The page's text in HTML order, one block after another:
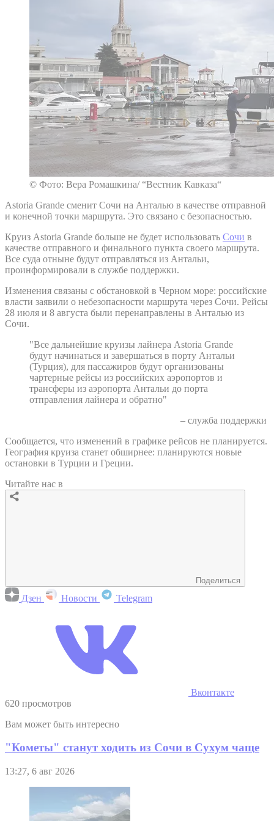
© Фото: Вера Ромашкина/ “Вестник Кавказа“
Astoria Grande сменит Сочи на Анталью в качестве отправной
и конечной точки маршрута. Это связано с безопасностью.
Круиз Astoria Grande больше не будет использовать Сочи в
качестве отправного и финального пункта своего маршрута.
Все суда отныне будут отправляться из Антальи,
проинформировали в службе поддержки.
Изменения связаны с обстановкой в Черном море: российские
власти заявили о небезопасности маршрута через Сочи. Рейсы
28 июля и 8 августа были перенаправлены в Анталью из
Сочи.
"Все дальнейшие круизы лайнера Astoria Grande
будут начинаться и завершаться в порту Антальи
(Турция), для пассажиров будут организованы
чартерные рейсы из российских аэропортов и
трансферы из аэропорта Антальи до порта
отправления лайнера и обратно"
– служба поддержки
Сообщается, что изменений в графике рейсов не планируется.
География круиза станет обширнее: планируются новые
остановки в Турции и Греции.
Читайте нас в
Поделиться
Дзен Новости Telegram
Вконтакте
620 просмотров
Вам может быть интересно
"Кометы" станут ходить из Сочи в Сухум чаще
13:27, 6 авг 2026